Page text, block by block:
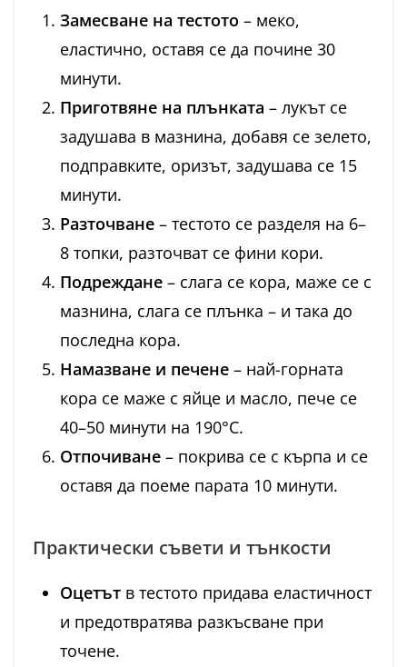
Замесване на тестото – меко,
еластично, оставя се да почине 30
минути.
Приготвяне на плънката – лукът се
задушава в мазнина, добавя се зелето,
подправките, оризът, задушава се 15
минути.
Разточване – тестото се разделя на 6–
8 топки, разточват се фини кори.
Подреждане – слага се кора, маже се с
мазнина, слага се плънка – и така до
последна кора.
Намазване и печене – най-горната
кора се маже с яйце и масло, пече се
40–50 минути на 190°C.
Отпочиване – покрива се с кърпа и се
оставя да поеме парата 10 минути.
Практически съвети и тънкости
Оцетът в тестото придава еластичност
и предотвратява разкъсване при
точене.